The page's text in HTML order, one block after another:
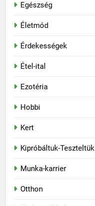
Egészség
Életmód
Érdekességek
Étel-ital
Ezotéria
Hobbi
Kert
Kipróbáltuk-Teszteltük
Munka-karrier
Otthon